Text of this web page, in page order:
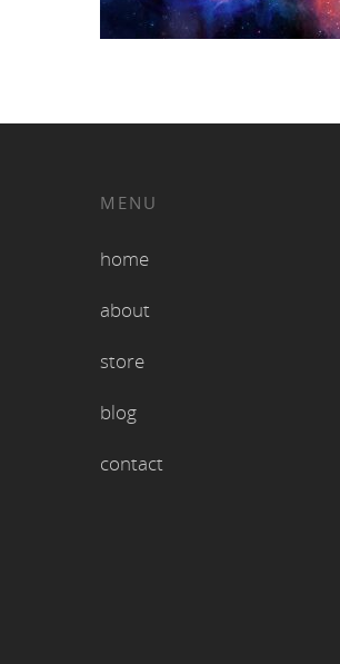
MENU
home
about
store
blog
contact